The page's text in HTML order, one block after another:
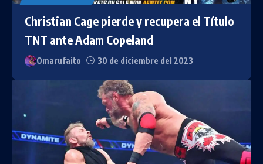
Christian Cage pierde y recupera el Título
TNT ante Adam Copeland
Omarufaito 30 de diciembre del 2023